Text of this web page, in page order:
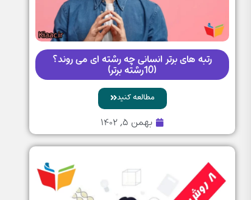
رتبه های برتر انسانی چه رشته ای می روند؟
(10رشته برتر)
مطالعه کنید
بهمن ۵, ۱۴۰۲